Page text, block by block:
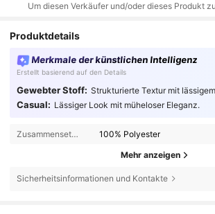
Um diesen Verkäufer und/oder dieses Produkt
Produktdetails
Merkmale der künstlichen Intelligenz
Erstellt basierend auf den Details
Gewebter Stoff: Strukturierte Textur mit
Casual: Lässiger Look mit müheloser Eleganz.
Zusammensetzung: 100% Polyester
Mehr anzeigen
Sicherheitsinformationen und Kontakte